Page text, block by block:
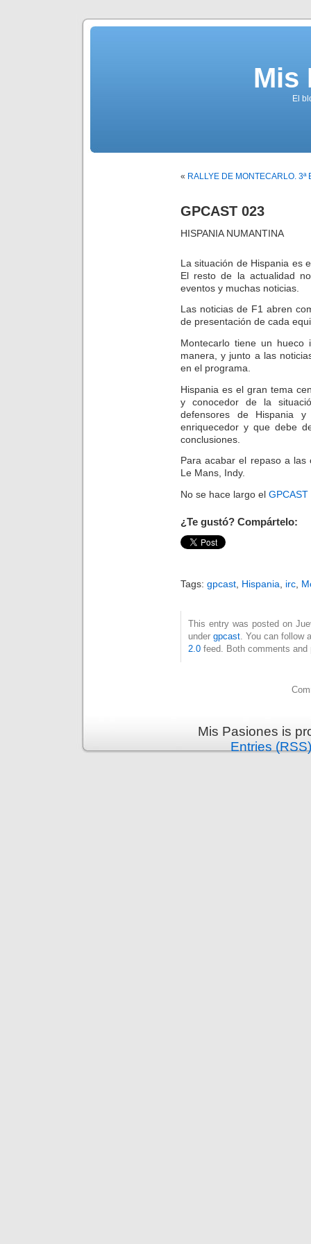
Mis
El
« RALLYE DE MONTECARLO. 3ª
GPCAST 023
HISPANIA NUMANTINA
La situación de Hispania es
El resto de la actualidad
eventos y muchas noticias.
Las noticias de F1 abren
de presentación de cada
Montecarlo tiene un
manera, y junto a las
en el programa.
Hispania es el gran tema
y conocedor de la
defensores de Hispania
enriquecedor y que debe
conclusiones.
Para acabar el repaso a las
Le Mans, Indy.
No se hace largo el GPCAST
¿Te gustó? Compártelo:
Tags: gpcast, Hispania, irc,
This entry was posted on
under gpcast. You can follow
2.0 feed. Both comments
Mis Pasiones is
Entries (RSS)